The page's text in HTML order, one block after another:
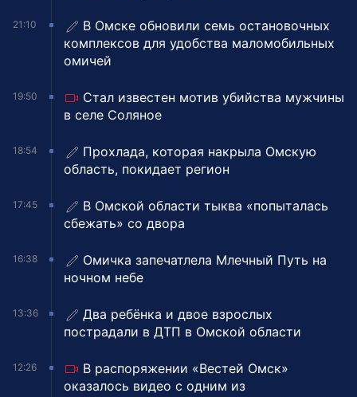
21:10
В Омске обновили семь остановочных
комплексов для удобства маломобильных
омичей
19:50
Стал известен мотив убийства мужчины
в селе Соляное
18:54
Прохлада, которая накрыла Омскую
область, покидает регион
17:45
В Омской области тыква «попыталась
сбежать» со двора
16:38
Омичка запечатлела Млечный Путь на
ночном небе
13:36
Два ребёнка и двое взрослых
пострадали в ДТП в Омской области
12:26
В распоряжении «Вестей Омск»
оказалось видео с одним из